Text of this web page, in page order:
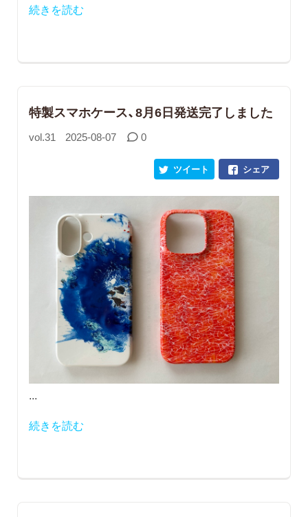
続きを読む
特製スマホケース、8月6日発送完了しました
vol.31 2025-08-07 0
シェア
ツイート
...
続きを読む